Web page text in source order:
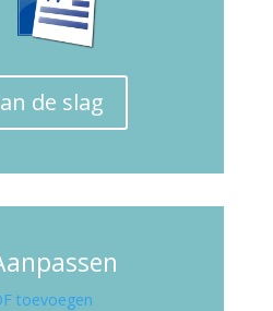
de slag
toevoegen